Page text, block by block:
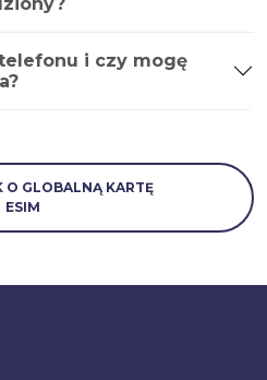
i czy mogę
O GLOBALNĄ KARTĘ
ESIM